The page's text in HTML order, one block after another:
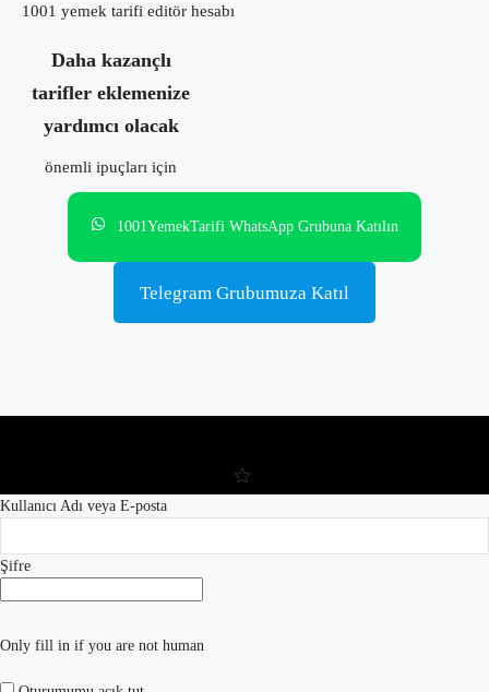
1001 yemek tarifi editör hesabı
Daha kazançlı
tarifler eklemenize
yardımcı olacak
önemli ipuçları için
1001YemekTarifi WhatsApp Grubuna Katılın
Telegram Grubumuza Katıl
Kullanıcı Adı veya E-posta
Şifre
Only fill in if you are not human